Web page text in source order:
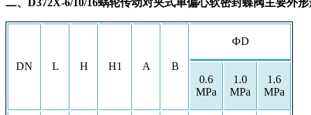
二、D372X-6/10/16蜗轮传动对夹式单偏心软密封蝶阀
DN L H H1 A B
ФD
0.6
MPa
1.0
MPa
1.6
MPa